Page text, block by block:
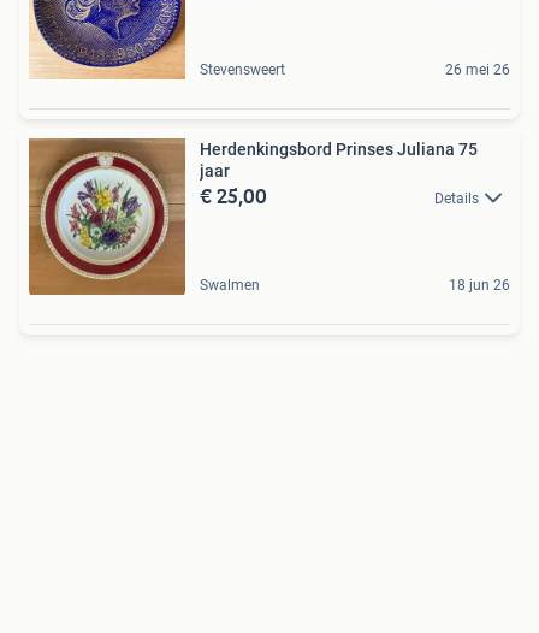
Stevensweert 26 mei 26
Herdenkingsbord Prinses Juliana 75
jaar
€ 25,00 Details
Swalmen 18 jun 26